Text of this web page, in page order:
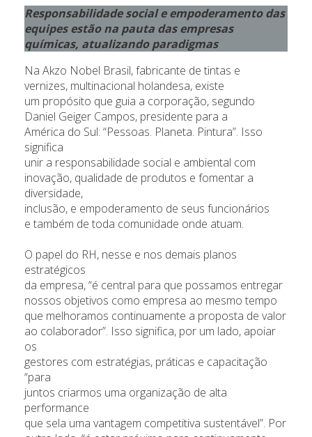
Responsabilidade social e empoderamento das
equipes estão na pauta das empresas
químicas, atualizando paradigmas
Na Akzo Nobel Brasil, fabricante de tintas e
vernizes, multinacional holandesa, existe
um propósito que guia a corporação, segundo
Daniel Geiger Campos, presidente para a
América do Sul: “Pessoas. Planeta. Pintura”. Isso
significa
unir a responsabilidade social e ambiental com
inovação, qualidade de produtos e fomentar a
diversidade,
inclusão, e empoderamento de seus funcionários
e também de toda comunidade onde atuam.
O papel do RH, nesse e nos demais planos
estratégicos
da empresa, “é central para que possamos entregar
nossos objetivos como empresa ao mesmo tempo
que melhoramos continuamente a proposta de valor
ao colaborador”. Isso significa, por um lado, apoiar
os
gestores com estratégias, práticas e capacitação
“para
juntos criarmos uma organização de alta
performance
que sela uma vantagem competitiva sustentável”. Por